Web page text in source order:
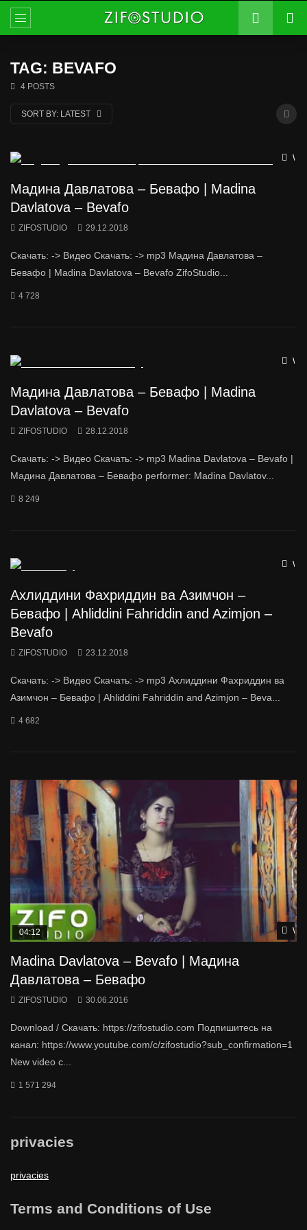
TAG: BEVAFO
4 POSTS
SORT BY: LATEST
Мадина Давлатова – Бевафо | Madina
Davlatova – Bevafo
ZIFOSTUDIO 29.12.2018
Скачать: -> Видео Скачать: -> mp3 Мадина Давлатова –
Бевафо | Madina Davlatova – Bevafo ZifoStudio...
4 728
Мадина Давлатова – Бевафо | Madina
Davlatova – Bevafo
ZIFOSTUDIO 28.12.2018
Скачать: -> Видео Скачать: -> mp3 Madina Davlatova – Bevafo |
Мадина Давлатова – Бевафо performer: Madina Davlatov...
8 249
Ахлиддини Фахриддин ва Азимчон –
Бевафо | Ahliddini Fahriddin and Azimjon –
Bevafo
ZIFOSTUDIO 23.12.2018
Скачать: -> Видео Скачать: -> mp3 Ахлиддини Фахриддин ва
Азимчон – Бевафо | Ahliddini Fahriddin and Azimjon – Beva...
4 682
04:12
Madina Davlatova – Bevafo | Мадина
Давлатова – Бевафо
ZIFOSTUDIO 30.06.2016
Download / Скачать: https://zifostudio.com Подпишитесь на
канал: https://www.youtube.com/c/zifostudio?sub_confirmation=1
New video c...
1 571 294
privacies
privacies
Terms and Conditions of Use